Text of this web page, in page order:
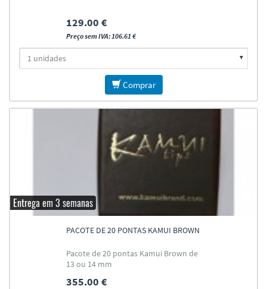
129.00 €
Preço sem IVA: 106.61 €
Comprar
Entrega em 3 semanas
PACOTE DE 20 PONTAS KAMUI BROWN
Pacote de 20 pontas Kamui Brown de
13 ou 14 mm
355.00 €